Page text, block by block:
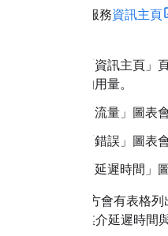
API 和服務資訊主頁
「資訊主頁」
的用量。
「流量」 圖表
「錯誤」 圖表
「延遲時間」
圖表下方會有表格
時間 (媒介延遲時間